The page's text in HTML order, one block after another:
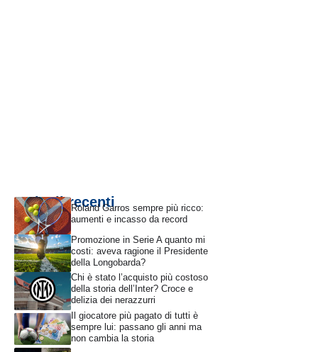
Articoli recentiRoland Garros sempre più ricco:
aumenti e incasso da record
Promozione in Serie A quanto mi
costi: aveva ragione il Presidente
della Longobarda?
Chi è stato l’acquisto più costoso
della storia dell’Inter? Croce e
delizia dei nerazzurri
Il giocatore più pagato di tutti è
sempre lui: passano gli anni ma
non cambia la storia